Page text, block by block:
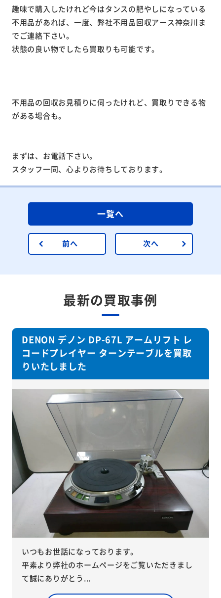
趣味で購入したけれど今はタンスの肥やしになっている
不用品があれば、一度、弊社不用品回収アース神奈川ま
でご連絡下さい。
状態の良い物でしたら買取りも可能です。
不用品の回収お見積りに伺ったけれど、買取りできる物
がある場合も。
まずは、お電話下さい。
スタッフ一同、心よりお待ちしております。
前へ
一覧へ
次へ
最新の買取事例
DENON デノン DP-67L アームリフト レ
コードプレイヤー ターンテーブルを買取
りいたしました
いつもお世話になっております。
平素より弊社のホームページをご覧いただきまし
て誠にありがとう...